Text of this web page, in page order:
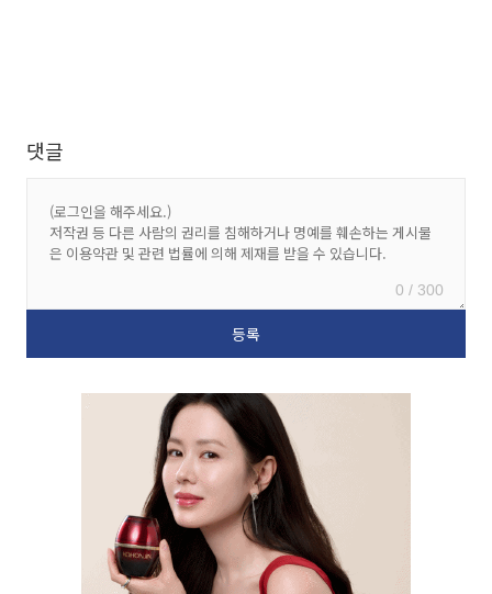
댓글
0 / 300